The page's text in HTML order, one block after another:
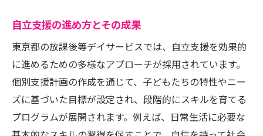
支援プログラムの特徴
個別支援の重要性とその理由
個別プログラムの作成と実施
利用者一人ひとりに合わせた支援
親子で考える個別支援計画
個別支援の成功事例
自立支援の進め方とその成果
東京都の放課後等デイサービスでは、自立支援を効果的
に進めるための多様なアプローチが採用されています。
個別支援計画の作成を通じて、子どもたちの特性やニー
ズに基づいた目標が設定され、段階的にスキルを育てる
プログラムが展開されます。例えば、日常生活に必要な